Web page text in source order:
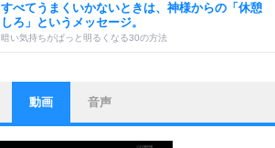
すべてうまくいかないときは、神様からの「休憩
しろ」というメッセージ。
暗い気持ちがぱっと明るくなる30の方法
ストレス対策
他人と比べない。
いっそのこと、他人を見ない。
動画 音声